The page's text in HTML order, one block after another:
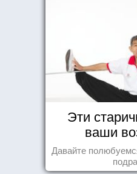
Эти
ваши
Давайте